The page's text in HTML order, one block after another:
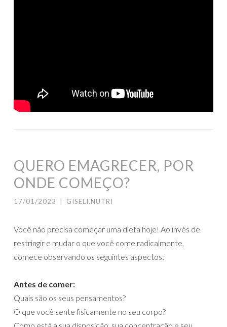
QUERO EMAGRECER, POR
ONDE COMEÇO?
17/01/2023 GISELI.NUTRI
Você não precisa começar uma dieta hoje! Ao invés de
restringir e mudar o que você come radicalmente,
comece observando os seguintes aspectos:
Antes de comer:
Quais são os seus pensamentos?
O que você sente fisicamente no seu corpo?